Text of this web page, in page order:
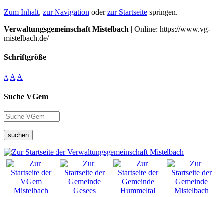
Zum Inhalt, zur Navigation oderzur Startseite springen.
Verwaltungsgemeinschaft Mistelbach | Online: https://www.vg-
mistelbach.de/
Schriftgröße
A A A
Suche VGem
suchen